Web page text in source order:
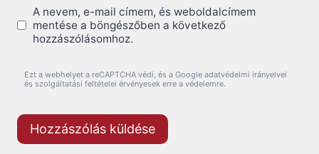
A nevem, e-mail címem, és weboldalcímem
mentése a böngészőben a következő
hozzászólásomhoz.
Ezt a webhelyet a reCAPTCHA védi, és a Google adatvédelmi irányelvei
és szolgáltatási feltételei érvényesek erre a védelemre.